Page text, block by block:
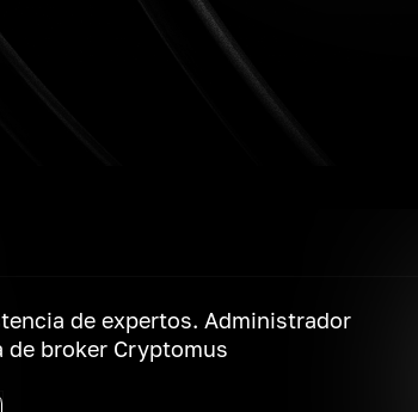
de expertos. Administrador
de broker Cryptomus